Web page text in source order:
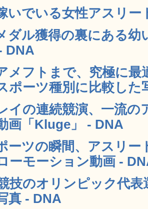
いでいる女性アスリー
ダル獲得の裏にある幼
DNA
メフトまで、究極に
ポーツ種別に比較した
イの連続競演、一流
画「Kluge」 - DNA
ーツの瞬間、アスリー
ーモーション動画 -
技のオリンピック代
真 - DNA